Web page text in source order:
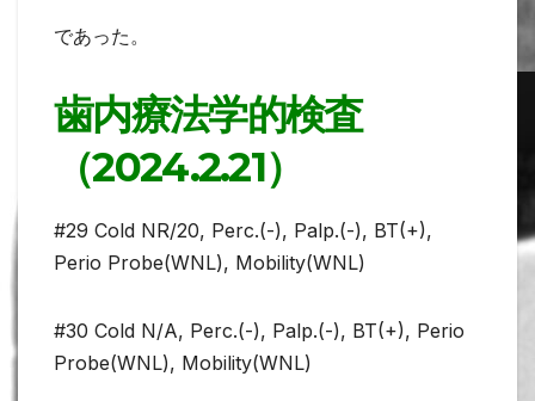
であった。
歯内療法学的検査
（2024.2.21）
#29 Cold NR/20, Perc.(-), Palp.(-), BT(+),
Perio Probe(WNL), Mobility(WNL)
#30 Cold N/A, Perc.(-), Palp.(-), BT(+), Perio
Probe(WNL), Mobility(WNL)